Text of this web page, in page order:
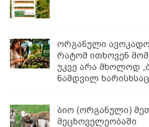
ორგანული
რატომ ითხოვენ
უკვე არა მხოლოდ
ნამდვილ
ბიო (ორგანული)
მეცხოველეობაში